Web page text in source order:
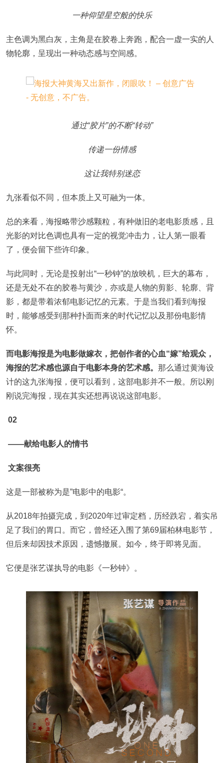
一种仰望星空般的快乐
主色调为黑白灰，主角是在胶卷上奔跑，配合一虚一实的人
物轮廓，呈现出一种动态感与空间感。
通过“胶片”的不断“转动”
传递一份情感
这让我特别迷恋
九张看似不同，但本质上又可融为一体。
总的来看，海报略带沙感颗粒，有种做旧的老电影质感，且
光影的对比色调也具有一定的视觉冲击力，让人第一眼看
了，便会留下些许印象。
与此同时，无论是投射出“一秒钟”的放映机，巨大的幕布，
还是无处不在的胶卷与黄沙，亦或是人物的剪影、轮廓、背
影，都是带着浓郁电影记忆的元素。于是当我们看到海报
时，能够感受到那种扑面而来的时代记忆以及那份电影情
怀。
而电影海报是为电影做嫁衣，把创作者的心血“嫁”给观众，
海报的艺术感也源自于电影本身的艺术感。 那么通过黄海设
计的这九张海报，便可以看到，这部电影并不一般。所以刚
刚说完海报，现在其实还想再说说这部电影。
02
——献给电影人的情书
文案很亮
这是一部被称为是”电影中的电影“。
从2018年拍摄完成，到2020年过审定档，历经跌宕，着实吊
足了我们的胃口。而它，曾经还入围了第69届柏林电影节，
但后来却因技术原因，遗憾撤展。如今，终于即将见面。
它便是张艺谋执导的电影《一秒钟》。